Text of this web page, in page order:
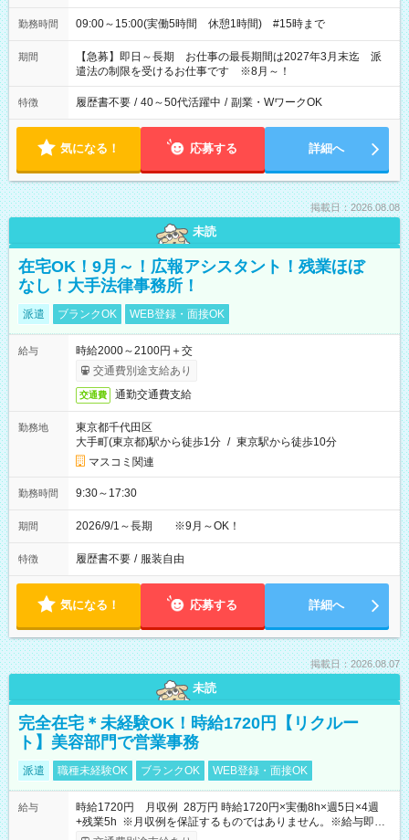
勤務時間 09:00～15:00(実働5時間 休憩1時間) #15時まで
期間
【急募】即日～長期 お仕事の最長期間は2027年3月末迄 派
遣法の制限を受けるお仕事です ※8月～！
特徴 履歴書不要 / 40～50代活躍中 / 副業・WワークOK
気になる！ 応募する 詳細へ
掲載日：2026.08.08
未読
在宅OK！9月～！広報アシスタント！残業ほぼ
なし！大手法律事務所！
派遣 ブランクOK WEB登録・面接OK
給与
時給2000～2100円＋交
交通費別途支給あり
交通費 通勤交通費支給
勤務地
東京都千代田区
大手町(東京都)駅から徒歩1分 / 東京駅から徒歩10分
マスコミ関連
勤務時間 9:30～17:30
期間 2026/9/1～長期 ※9月～OK！
特徴 履歴書不要 / 服装自由
気になる！ 応募する 詳細へ
掲載日：2026.08.07
未読
完全在宅＊未経験OK！時給1720円【リクルー
ト】美容部門で営業事務
派遣 職種未経験OK ブランクOK WEB登録・面接OK
給与
時給1720円 月収例 28万円 時給1720円×実働8h×週5日×4週
+残業5h ※月収例を保証するものではありません。※給与即受
取りサービス利用可（利用条件有）